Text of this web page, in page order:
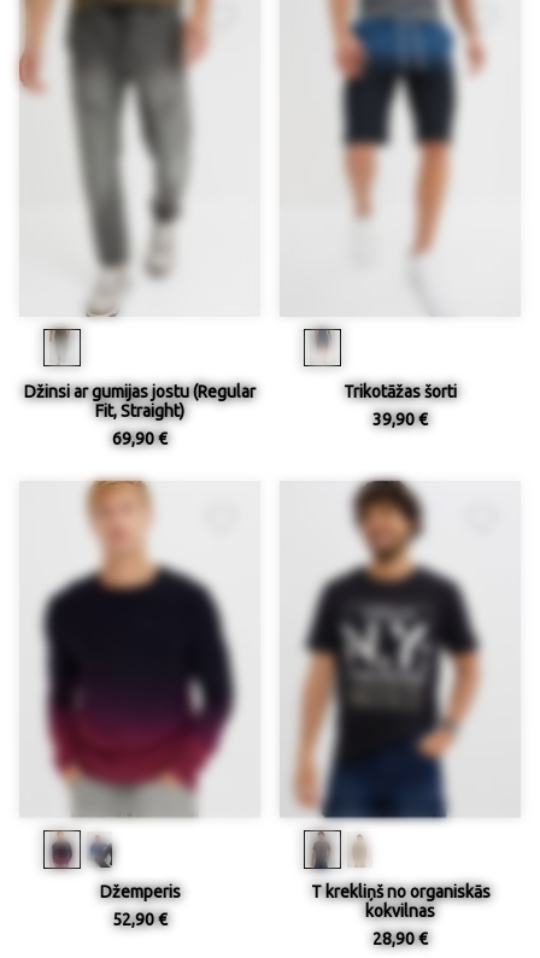
Džinsi ar gumijas jostu (Regular
Fit, Straight)
69,90 €
Trikotāžas šorti
39,90 €
Džemperis
52,90 €
T krekliņš no organiskās
kokvilnas
28,90 €